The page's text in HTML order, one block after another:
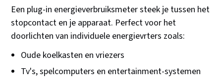
Een plug-in energieverbruiksmeter steek je tussen het
stopcontact en je apparaat. Perfect voor het
doorlichten van individuele energievrters zoals:
Oude koelkasten en vriezers
Tv's, spelcomputers en entertainment-systemen